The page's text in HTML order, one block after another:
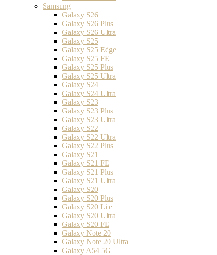
Samsung
Galaxy S26
Galaxy S26 Plus
Galaxy S26 Ultra
Galaxy S25
Galaxy S25 Edge
Galaxy S25 FE
Galaxy S25 Plus
Galaxy S25 Ultra
Galaxy S24
Galaxy S24 Ultra
Galaxy S23
Galaxy S23 Plus
Galaxy S23 Ultra
Galaxy S22
Galaxy S22 Ultra
Galaxy S22 Plus
Galaxy S21
Galaxy S21 FE
Galaxy S21 Plus
Galaxy S21 Ultra
Galaxy S20
Galaxy S20 Plus
Galaxy S20 Lite
Galaxy S20 Ultra
Galaxy S20 FE
Galaxy Note 20
Galaxy Note 20 Ultra
Galaxy A54 5G